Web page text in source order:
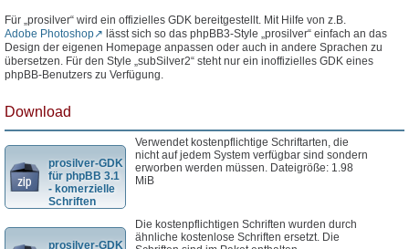
Für „prosilver“ wird ein offizielles GDK bereitgestellt. Mit Hilfe von z.B.
Adobe Photoshop
lässt sich so das phpBB3-Style „prosilver“ einfach an das
Design der eigenen Homepage anpassen oder auch in andere Sprachen zu
übersetzen. Für den Style „subSilver2“ steht nur ein inoffizielles GDK eines
phpBB-Benutzers zu Verfügung.
Download
prosilver-GDK
für phpBB 3.1
- komerzielle
Schriften
Verwendet kostenpflichtige Schriftarten, die
nicht auf jedem System verfügbar sind sondern
erworben werden müssen. Dateigröße: 1.98
MiB
prosilver-GDK
Die kostenpflichtigen Schriften wurden durch
ähnliche kostenlose Schriften ersetzt. Die